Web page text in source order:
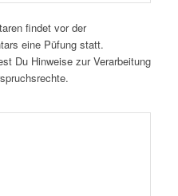
findet vor der
eine Püfung statt.
Du Hinweise zur Verarbeitung